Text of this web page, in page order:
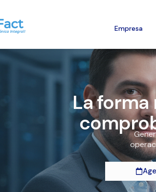
Empresa
La forma